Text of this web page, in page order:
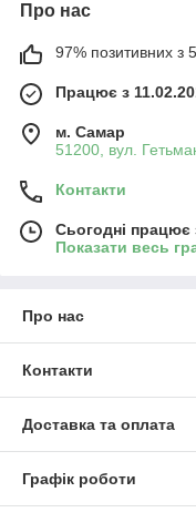
Про нас
97% позитивних з
Працює з
м. Самар
51200, вул.
Контакти
Сьогодні працює
Показати весь
Про нас
Контакти
Доставка та оплата
Графік роботи